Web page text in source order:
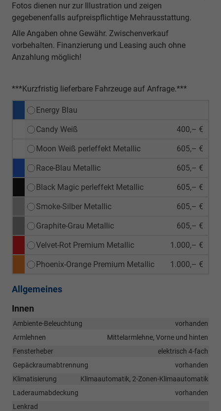
Fotos dienen nur zur Illustration und zeigen
gegebenenfalls aufpreispflichtige Mehrausstattung.
Alle Angaben ohne Gewähr. Zwischenverkauf
vorbehalten. Finanzierung und Leasing auch ohne
Anzahlung möglich!
***Kurzfristig lieferbare Fahrzeuge auf Anfrage.***
Energy Blau
Candy Weiß 400,– €
Moon Weiß perleffekt Metallic 605,– €
Race-Blau Metallic 605,– €
Black Magic perleffekt Metallic 605,– €
Smoke-Silber Metallic 605,– €
Graphite-Grau Metallic 605,– €
Velvet-Rot Premium Metallic 1.000,– €
Phoenix-Orange Premium Metallic 1.000,– €
Allgemeines
Innen
Ambiente-Beleuchtung
vorhanden
Armlehnen
Mittelarmlehne, Vorne und hinten
Fensterheber
elektrisch 4-fach
Gepäckraumabtrennung
vorhanden
Klimatisierung
Klimaautomatik, 2-Zonen-Klimaautomatik
Laderaumabdeckung
vorhanden
Lenkrad